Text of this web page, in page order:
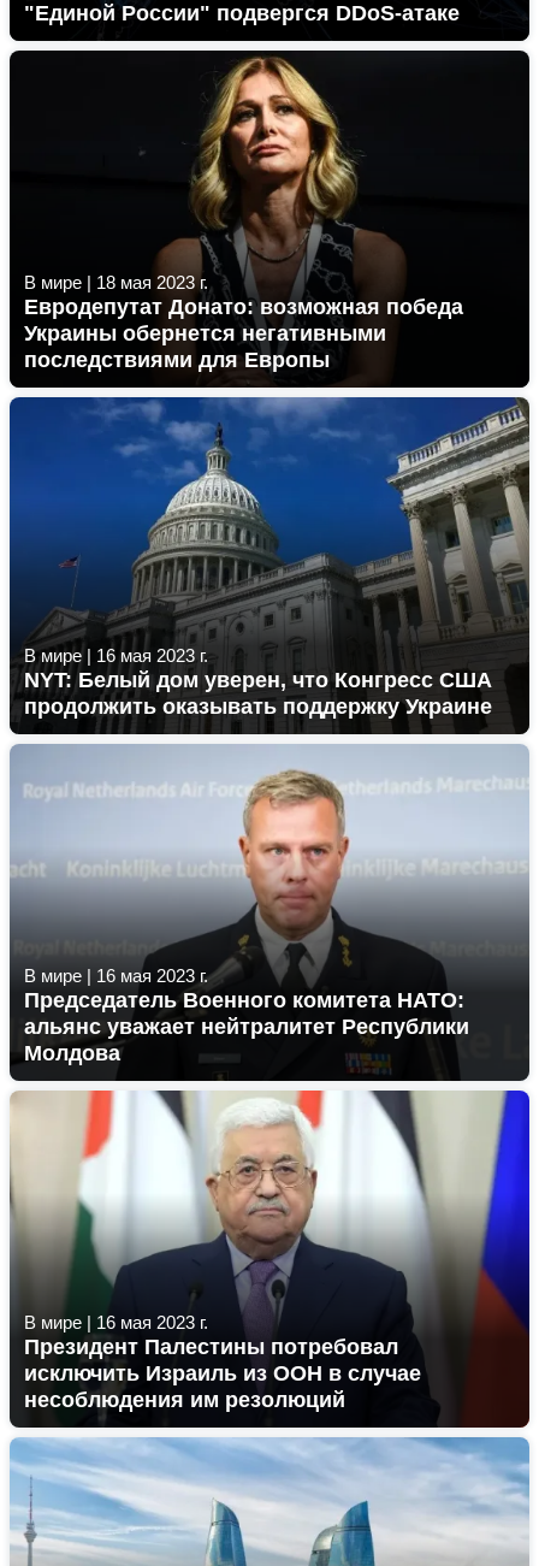
"Единой России" подвергся DDoS-атаке
В мире | 18 мая 2023 г.
Евродепутат Донато: возможная победа
Украины обернется негативными
последствиями для Европы
В мире | 16 мая 2023 г.
NYT: Белый дом уверен, что Конгресс США
продолжить оказывать поддержку Украине
В мире | 16 мая 2023 г.
Председатель Военного комитета НАТО:
альянс уважает нейтралитет Республики
Молдова
В мире | 16 мая 2023 г.
Президент Палестины потребовал
исключить Израиль из ООН в случае
несоблюдения им резолюций